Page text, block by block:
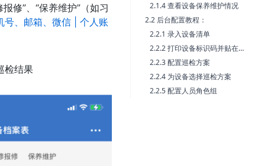
修”、“保养维护”（如习
号、邮箱、微信 | 个人账
检结果
2.1.4 查看设备保养维护情况
2.2 后台配置教程：
2.2.1 录入设备清单
2.2.2 打印设备标识码并贴在设备上
2.2.3 配置巡检方案
2.2.4 为设备选择巡检方案
2.2.5 配置人员角色组